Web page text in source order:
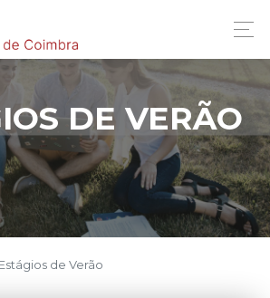
DE VERÃO
Estágios de Verão